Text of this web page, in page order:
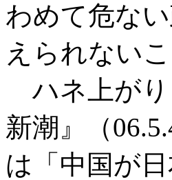
わめて危な
えられない
ハネ上がり
新潮』（
は「中国が